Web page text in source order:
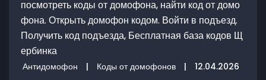
посмотреть коды от домофона, найти код от домо
фона. Открыть домофон кодом. Войти в подъезд.
Получить код подъезда, Бесплатная база кодов Щ
ербинка
Антидомофон | Коды от домофонов | 12.04.2026